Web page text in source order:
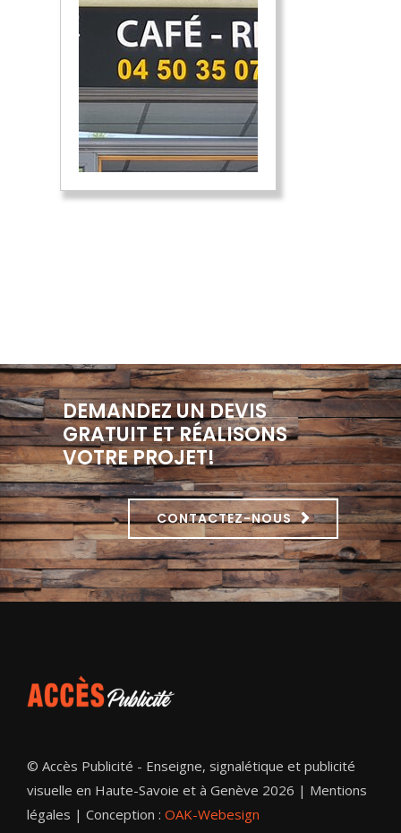
DEMANDEZ UN DEVIS
GRATUIT ET RÉALISONS
VOTRE PROJET!
CONTACTEZ-NOUS
© Accès Publicité - Enseigne, signalétique et publicité
visuelle en Haute-Savoie et à Genève 2026 | Mentions
légales | Conception : OAK-Webesign